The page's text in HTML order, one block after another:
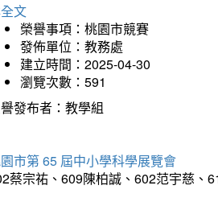
文
榮譽事項：桃園市競賽
發佈單位：教務處
建立時間：2025-04-30
瀏覽次數：591
發布者：教學組
市第 65 屆中小學科學展覽會
蔡宗祐、609陳柏誠、602范宇慈、